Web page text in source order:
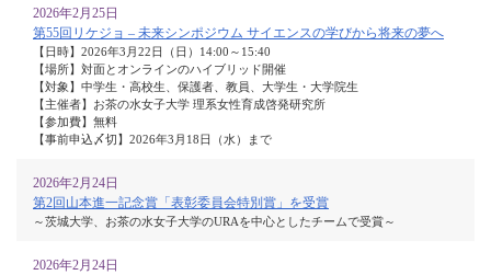
2026年2月25日
第55回リケジョ – 未来シンポジウム サイエンスの学びから将来の夢へ
【日時】2026年3月22日（日）14:00～15:40
【場所】対面とオンラインのハイブリッド開催
【対象】中学生・高校生、保護者、教員、大学生・大学院生
【主催者】お茶の水女子大学 理系女性育成啓発研究所
【参加費】無料
【事前申込〆切】2026年3月18日（水）まで
2026年2月24日
第2回山本進一記念賞「表彰委員会特別賞」を受賞
～茨城大学、お茶の水女子大学のURAを中心としたチームで受賞～
2026年2月24日